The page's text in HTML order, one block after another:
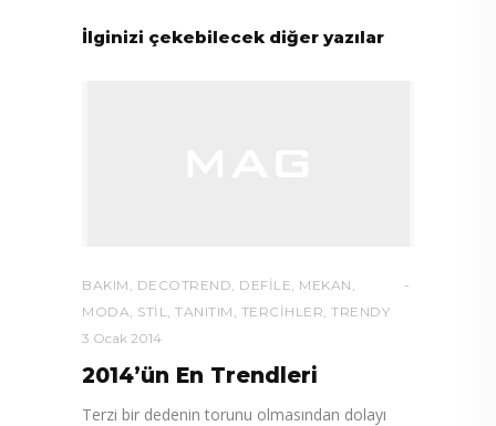
İlginizi çekebilecek diğer yazılar
BAKIM DECOTREND DEFILE MEKAN
MODA STIL TANITIM TERCIHLER TRENDY
3 Ocak 2014
2014’ün En Trendleri
Terzi bir dedenin torunu olmasından dolayı